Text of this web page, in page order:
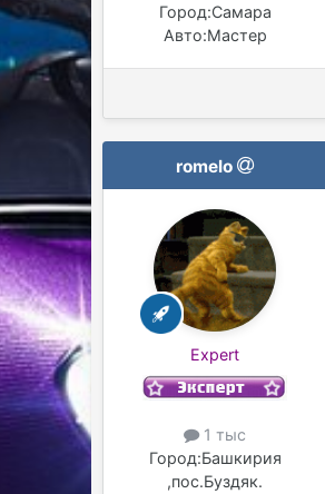
Город:Самара
Авто:Мастер
romelo
Expert
1 тыс
Город:Башкирия
,пос.Буздяк.